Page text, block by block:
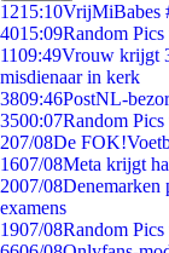
1215:10VrijMiBabes
4015:09Random
1109:49Vrouw krijgt
misdienaar in kerk
3809:46PostNL-
3500:07Random
207/08De
1607/08Meta krijgt
2007/08Denemarken
examens
1907/08Random